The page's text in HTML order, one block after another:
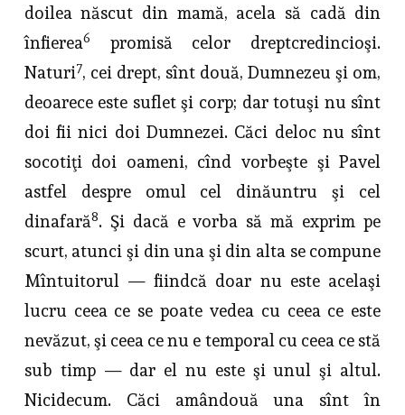
doilea născut din mamă, acela să cadă din
înfierea6
promisă celor dreptcredincioşi.
Naturi7, cei drept, sînt două, Dumnezeu şi om,
deoarece este suflet şi corp; dar totuşi nu sînt
doi fii nici doi Dumnezei. Căci deloc nu sînt
socotiţi doi oameni, cînd vorbeşte şi Pavel
astfel despre omul cel dinăuntru şi cel
dinafară8. Şi dacă e vorba să mă exprim pe
scurt, atunci şi din una şi din alta se compune
Mîntuitorul — fiindcă doar nu este acelaşi
lucru ceea ce se poate vedea cu ceea ce este
nevăzut, şi ceea ce nu e temporal cu ceea ce stă
sub timp — dar el nu este şi unul şi altul.
Nicidecum. Căci amândouă una sînt în